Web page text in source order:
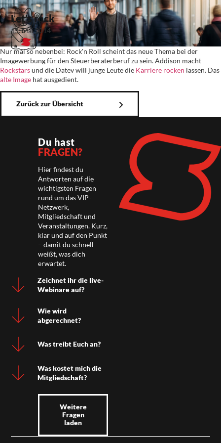
Let’s rock
15. Mai 2014
Nur mal so nebenbei: Rock'n Roll scheint das neue Thema bei der
Imagewerbung für den Steuerberaterberuf zu sein. Addison macht
Rockstarsund die Datev will junge Leute die Karriere rocken lassen. Das
alte Image hat ausgedient.
Zurück zur Übersicht
Du hast
FRAGEN?
Hier findest du
Antworten auf die
wichtigsten Fragen
rund um das VIP-
Netzwerk,
Mitgliedschaft und
Veranstaltungen. Kurz,
klar und auf den Punkt
– damit du schnell
weißt, was dich
erwartet.
Zeichnet ihr die live-
Webinare auf?
Wie wird
abgerechnet?
Was treibt Euch an?
Was kostet mich die
Mitgliedschaft?
Weitere
Fragen
laden